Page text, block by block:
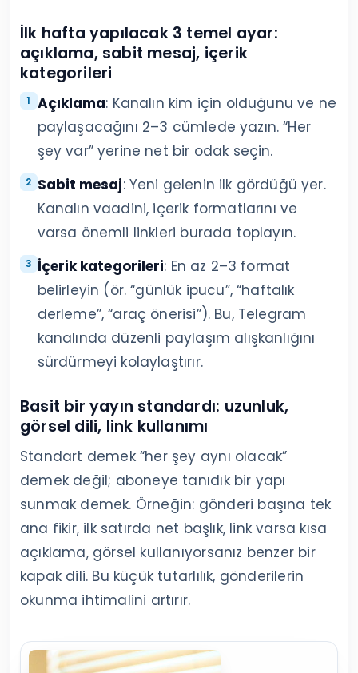
İlk hafta yapılacak 3 temel ayar:
açıklama, sabit mesaj, içerik
kategorileri
Açıklama: Kanalın kim için olduğunu ve ne
paylaşacağını 2–3 cümlede yazın. “Her
şey var” yerine net bir odak seçin.
Sabit mesaj: Yeni gelenin ilk gördüğü yer.
Kanalın vaadini, içerik formatlarını ve
varsa önemli linkleri burada toplayın.
İçerik kategorileri: En az 2–3 format
belirleyin (ör. “günlük ipucu”, “haftalık
derleme”, “araç önerisi”). Bu, Telegram
kanalında düzenli paylaşım alışkanlığını
sürdürmeyi kolaylaştırır.
Basit bir yayın standardı: uzunluk,
görsel dili, link kullanımı
Standart demek “her şey aynı olacak”
demek değil; aboneye tanıdık bir yapı
sunmak demek. Örneğin: gönderi başına tek
ana fikir, ilk satırda net başlık, link varsa kısa
açıklama, görsel kullanıyorsanız benzer bir
kapak dili. Bu küçük tutarlılık, gönderilerin
okunma ihtimalini artırır.